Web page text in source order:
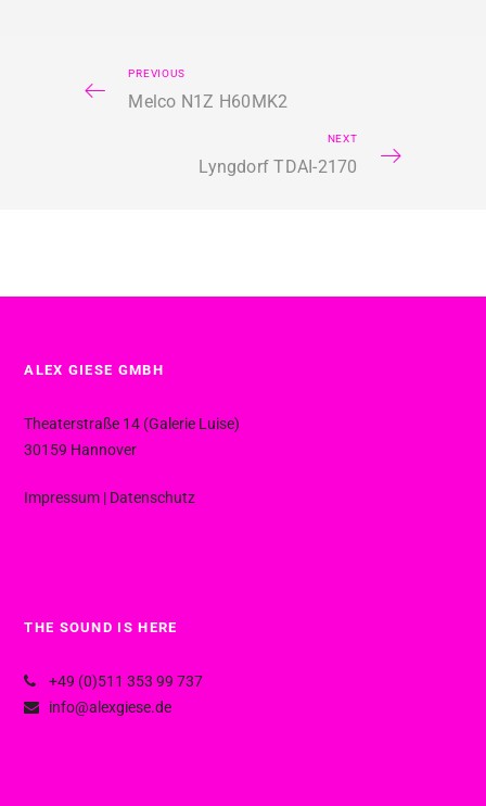
PREVIOUS
Melco N1Z H60MK2
NEXT
Lyngdorf TDAI-2170
ALEX GIESE GMBH
Theaterstraße 14 (Galerie Luise)
30159 Hannover
Impressum | Datenschutz
THE SOUND IS HERE
+49 (0)511 353 99 737
info@alexgiese.de